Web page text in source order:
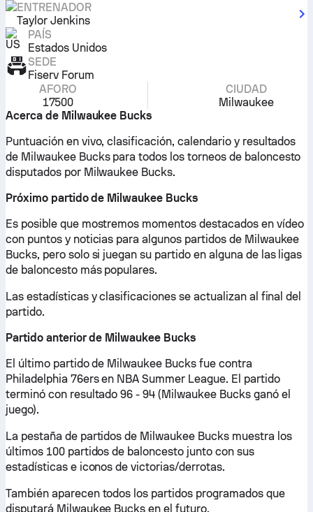
ENTRENADOR
Taylor Jenkins
PAÍS
Estados Unidos
SEDE
Fiserv Forum
AFORO
17500
CIUDAD
Milwaukee
Acerca de Milwaukee Bucks
Puntuación en vivo, clasificación, calendario y resultados
de Milwaukee Bucks para todos los torneos de baloncesto
disputados por Milwaukee Bucks.
Próximo partido de Milwaukee Bucks
Es posible que mostremos momentos destacados en vídeo
con puntos y noticias para algunos partidos de Milwaukee
Bucks, pero solo si juegan su partido en alguna de las ligas
de baloncesto más populares.
Las estadísticas y clasificaciones se actualizan al final del
partido.
Partido anterior de Milwaukee Bucks
El último partido de Milwaukee Bucks fue contra
Philadelphia 76ers en NBA Summer League. El partido
terminó con resultado 96 - 94 (Milwaukee Bucks ganó el
juego).
La pestaña de partidos de Milwaukee Bucks muestra los
últimos 100 partidos de baloncesto junto con sus
estadísticas e iconos de victorias/derrotas.
También aparecen todos los partidos programados que
disputará Milwaukee Bucks en el futuro.